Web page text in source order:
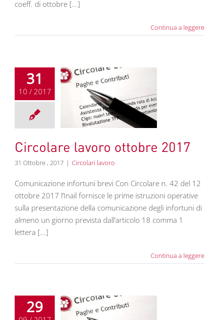
coeff. di ottobre [...]
Continua a leggere
31
10 / 2017
lavoro ottobre
lavoro
Circolare lavoro ottobre 2017
31 Ottobre , 2017 | Circolari lavoro
Comunicazione infortuni brevi Con Circolare n. 42 del 12
ottobre 2017 l’Inail fornisce le prime istruzioni operative
sulla presentazione della comunicazione degli infortuni di
almeno un giorno prevista dall’articolo 18 comma 1
lettera [...]
Continua a leggere
29